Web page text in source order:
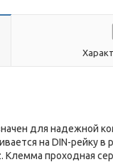
для надежной
на DIN-рейку
Клемма проходная